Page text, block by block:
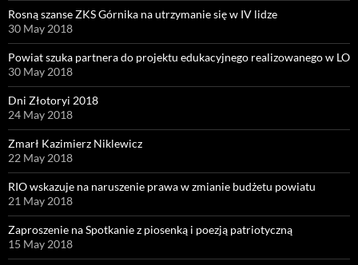
Rosną szanse ZKS Górnika na utrzymanie się w IV lidze
30 May 2018
Powiat szuka partnera do projektu edukacyjnego realizowanego w LO
30 May 2018
Dni Złotoryi 2018
24 May 2018
Zmarł Kazimierz Niklewicz
22 May 2018
RIO wskazuje na naruszenie prawa w zmianie budżetu powiatu
21 May 2018
Zaproszenie na Spotkanie z piosenką i poezją patriotyczną
15 May 2018